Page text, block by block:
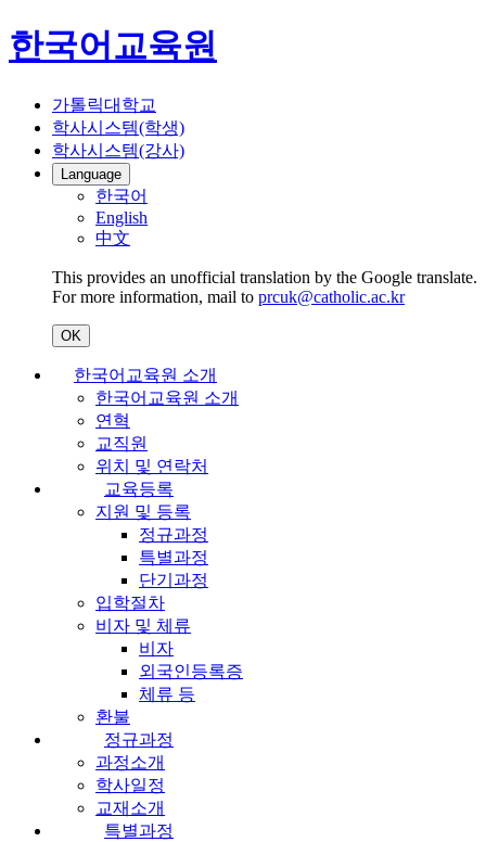
한국어교육원
가톨릭대학교
학사시스템(학생)
학사시스템(강사)
Language
한국어
English
中文
This provides an unofficial translation by the Google translate.
For more information, mail to prcuk@catholic.ac.kr
OK
한국어교육원 소개
한국어교육원 소개
연혁
교직원
위치 및 연락처
교육등록
지원 및 등록
정규과정
특별과정
단기과정
입학절차
비자 및 체류
비자
외국인등록증
체류 등
환불
정규과정
과정소개
학사일정
교재소개
특별과정